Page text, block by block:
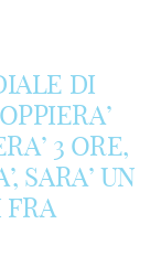
DI
3 ORE,
SARA’ UN